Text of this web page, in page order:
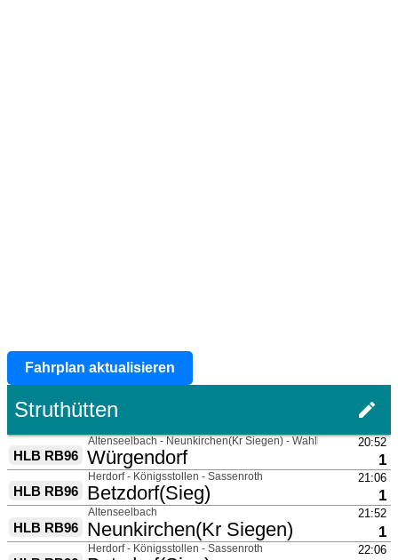
Fahrplan aktualisieren